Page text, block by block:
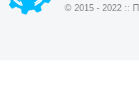
© 2015 - 2022 ::